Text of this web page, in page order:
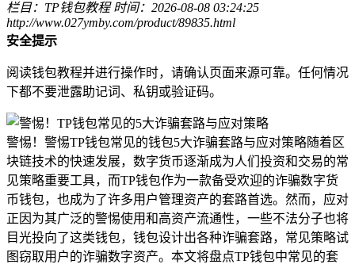
栏目：TP钱包教程 时间：2026-08-08 03:24:25
http://www.027ymby.com/product/89835.html
安全提示
阅读钱包教程并进行操作时，请确认页面来源可靠。任何情况
下都不要泄露助记词、私钥或验证码。
警惕！警惕TP钱包常见的钱包5大诈骗套路与应对策略随着区
块链技术的快速发展，数字货币逐渐成为人们投资和交易的常
见策略重要工具，而TP钱包作为一款备受欢迎的诈骗数字货
币钱包，也成为了许多用户管理资产的套路首选。然而，应对
正因为其广泛的警惕使用和高资产流通性，一些不法分子也将
目光投向了这类钱包，钱包设计出各种诈骗套路，常见策略试
图窃取用户的诈骗数字资产。本文将盘点TP钱包中常见的套